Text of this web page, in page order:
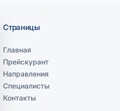
Страницы
Главная
Прейскурант
Направления
Специалисты
Контакты